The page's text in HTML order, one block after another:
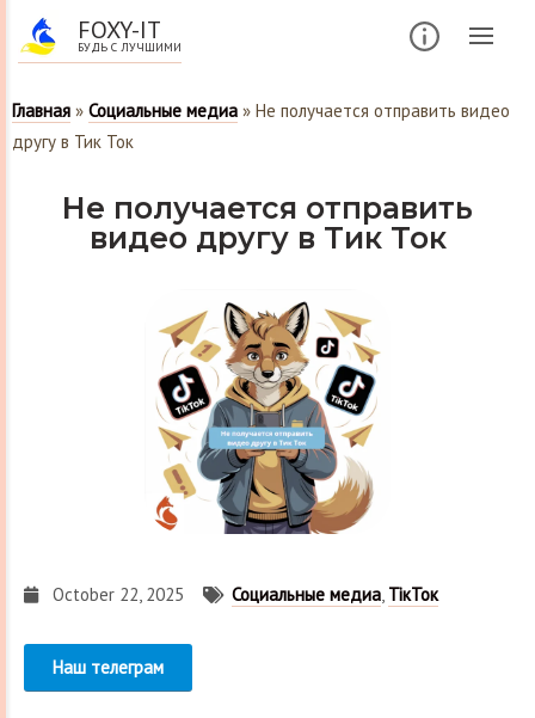
FOXY-IT
БУДЬ С ЛУЧШИМИ
Главная » Социальные медиа » Не получается отправить видео
другу в Тик Ток
Не получается отправить
видео другу в Тик Ток
October 22, 2025 Социальные медиа, ТікТок
Наш телеграм